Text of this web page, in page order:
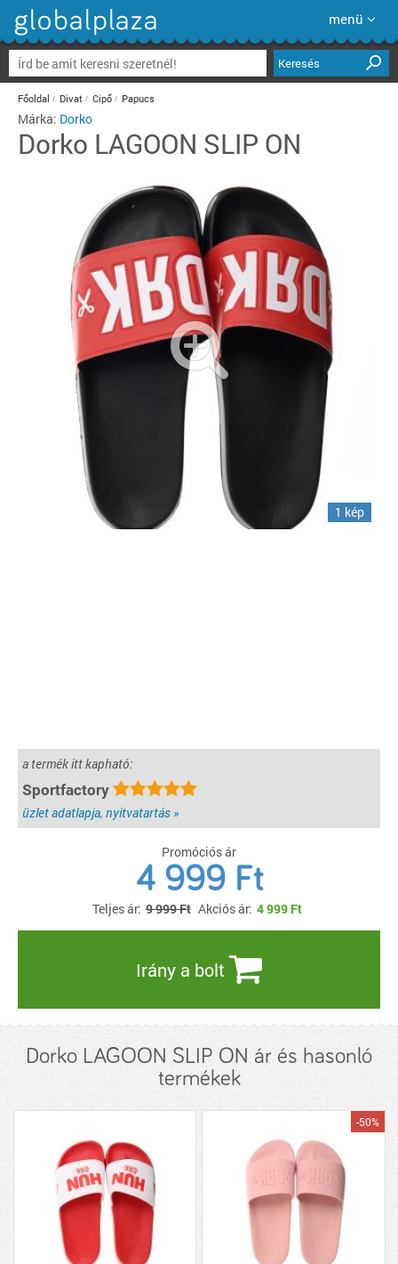
menü
Keresés
Főoldal Divat Cipő Papucs
Márka: Dorko
Dorko LAGOON SLIP ON
1 kép
a termék itt kapható:
Sportfactory
üzlet adatlapja, nyitvatartás »
Promóciós ár
4 999 Ft
Teljes ár: 9 999 Ft Akciós ár: 4 999 Ft
Irány a bolt
Dorko LAGOON SLIP ON ár és hasonló
termékek
-50%